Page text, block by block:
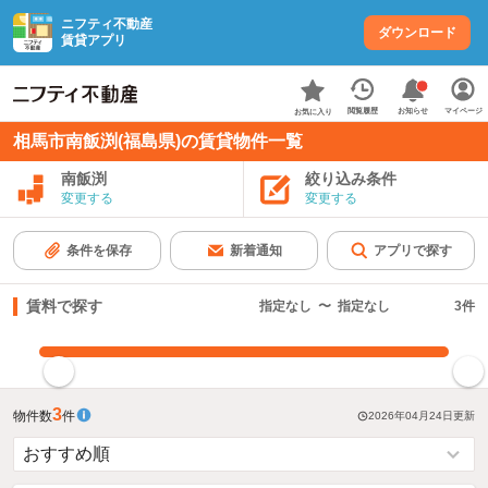
ニフティ不動産
賃貸アプリ
ダウンロード
お気に入り 閲覧履歴 お知らせ マイページ
相馬市南飯渕(福島県)の賃貸物件一覧
南飯渕
変更する
絞り込み条件
変更する
条件を保存 新着通知 アプリで探す
賃料で探す 指定なし 〜 指定なし 3件
物件数3件 2026年04月24日更新